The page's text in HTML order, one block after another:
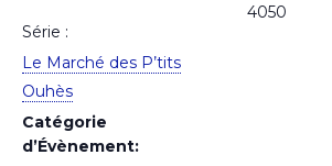
Série :
Le Marché des P’tits
Ouhès
Catégorie
d’Évènement:
4050